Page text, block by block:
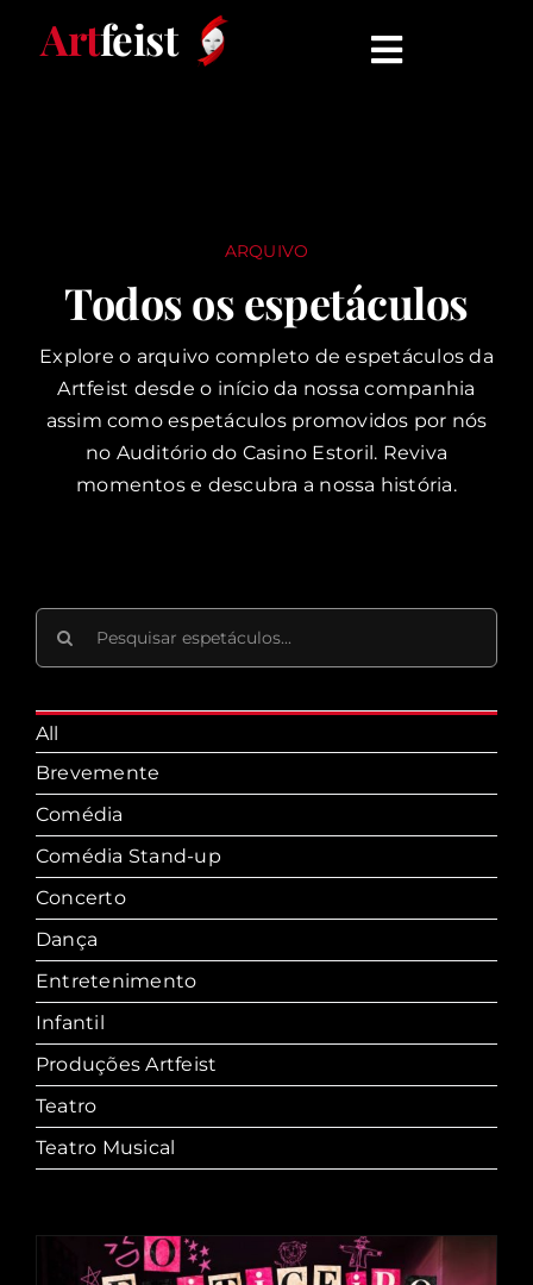
Artfeist
Toggle
COMUNICADOS
CONTATO
ARQUIVO
Todos os espetáculos
Explore o arquivo completo de espetáculos da
Artfeist desde o início da nossa companhia
assim como espetáculos promovidos por nós
no Auditório do Casino Estoril. Reviva
momentos e descubra a nossa história.
All
Brevemente
Comédia
Comédia Stand-up
Concerto
Dança
Entretenimento
Infantil
Produções Artfeist
Teatro
Teatro Musical